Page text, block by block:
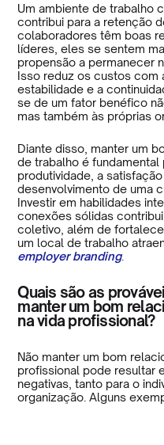
Um ambiente de trabalho
contribui para a retenção
colaboradores têm boas
líderes, eles se sentem
propensão a permanecer
Isso reduz os custos com
estabilidade e a
se de um fator benéfico
mas também às próprias
Diante disso, manter um
de trabalho é
produtividade, a
desenvolvimento de uma
Investir em habilidades
conexões sólidas
coletivo, além de
um local de trabalho
employer branding.
Quais são as
manter um bom
na vida profissional?
Não manter um bom
profissional pode resultar
negativas, tanto para o
organização. Alguns